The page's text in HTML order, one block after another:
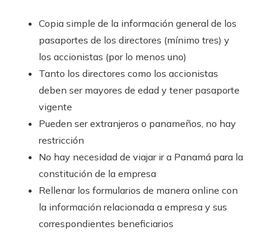
Copia simple de la información general de los
pasaportes de los directores (mínimo tres) y
los accionistas (por lo menos uno)
Tanto los directores como los accionistas
deben ser mayores de edad y tener pasaporte
vigente
Pueden ser extranjeros o panameños, no hay
restricción
No hay necesidad de viajar ir a Panamá para la
constitución de la empresa
Rellenar los formularios de manera online con
la información relacionada a empresa y sus
correspondientes beneficiarios